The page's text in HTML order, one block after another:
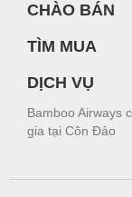
CHÀO BÁN
TÌM MUA
DỊCH VỤ
Bamboo Airways
gia tại Côn Đảo